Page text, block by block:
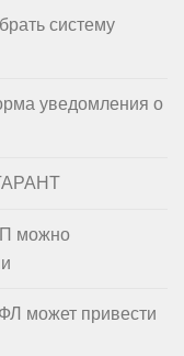
систему
уведомления о
можно
может привести